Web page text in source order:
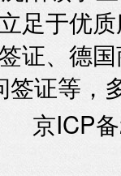
足于优
证、德
签证等，
京ICP